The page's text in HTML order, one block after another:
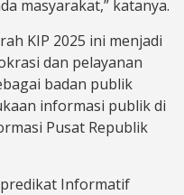
masyarakat,” katanya.
KIP 2025 ini menjadi
dan pelayanan
badan publik
informasi publik di
Pusat Republik
Informatif